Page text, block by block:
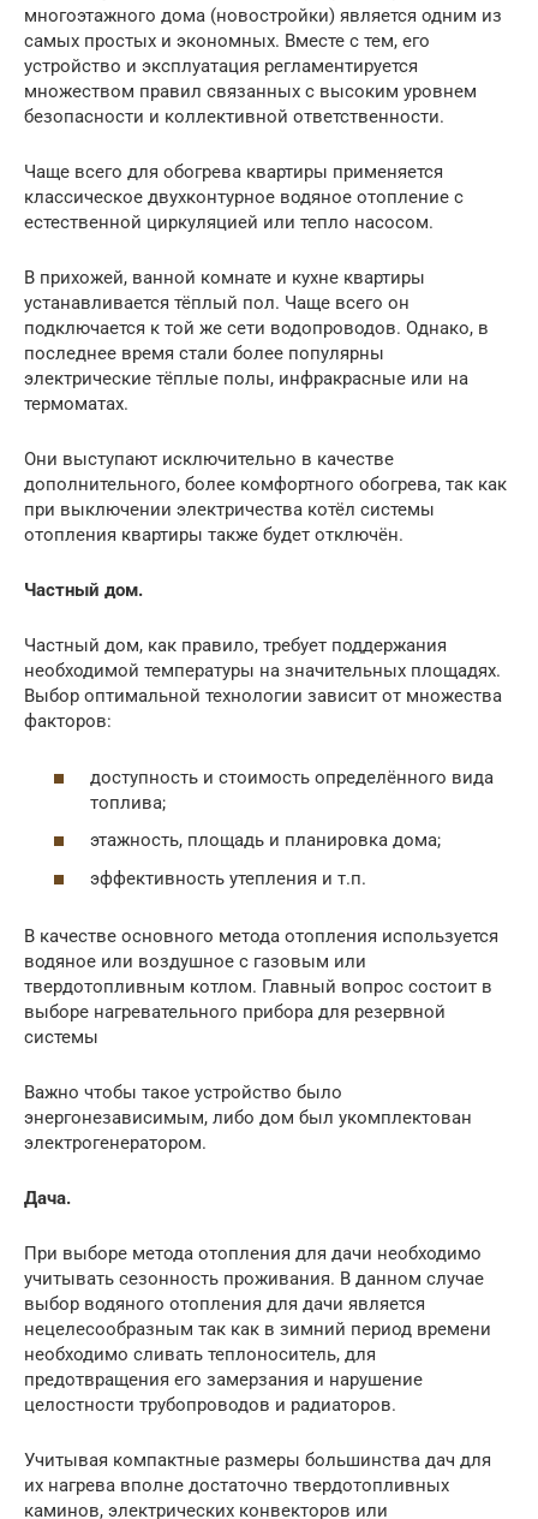
многоэтажного дома (новостройки) является одним из
самых простых и экономных. Вместе с тем, его
устройство и эксплуатация регламентируется
множеством правил связанных с высоким уровнем
безопасности и коллективной ответственности.
Чаще всего для обогрева квартиры применяется
классическое двухконтурное водяное отопление с
естественной циркуляцией или тепло насосом.
В прихожей, ванной комнате и кухне квартиры
устанавливается тёплый пол. Чаще всего он
подключается к той же сети водопроводов. Однако, в
последнее время стали более популярны
электрические тёплые полы, инфракрасные или на
термоматах.
Они выступают исключительно в качестве
дополнительного, более комфортного обогрева, так как
при выключении электричества котёл системы
отопления квартиры также будет отключён.
Частный дом.
Частный дом, как правило, требует поддержания
необходимой температуры на значительных площадях.
Выбор оптимальной технологии зависит от множества
факторов:
доступность и стоимость определённого вида
топлива;
этажность, площадь и планировка дома;
эффективность утепления и т.п.
В качестве основного метода отопления используется
водяное или воздушное с газовым или
твердотопливным котлом. Главный вопрос состоит в
выборе нагревательного прибора для резервной
системы
Важно чтобы такое устройство было
энергонезависимым, либо дом был укомплектован
электрогенератором.
Дача.
При выборе метода отопления для дачи необходимо
учитывать сезонность проживания. В данном случае
выбор водяного отопления для дачи является
нецелесообразным так как в зимний период времени
необходимо сливать теплоноситель, для
предотвращения его замерзания и нарушение
целостности трубопроводов и радиаторов.
Учитывая компактные размеры большинства дач для
их нагрева вполне достаточно твердотопливных
каминов, электрических конвекторов или